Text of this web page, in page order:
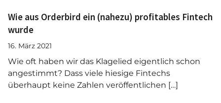
Wie aus Orderbird ein (nahezu) profitables Fintech
wurde
16. März 2021
Wie oft haben wir das Klagelied eigentlich schon
angestimmt? Dass viele hiesige Fintechs
überhaupt keine Zahlen veröffentlichen […]